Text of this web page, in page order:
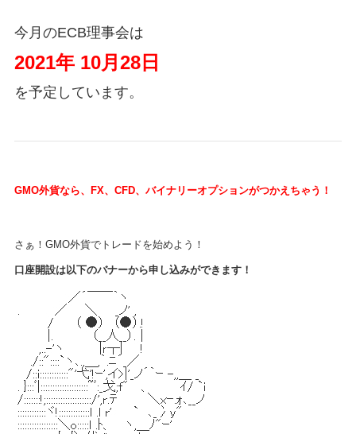
今月のECB理事会は
2021年 10月28日
を予定しています。
GMO外貨なら、FX、CFD、バイナリーオプションがつかえちゃう！
さぁ！GMO外貨でトレードを始めよう！
口座開設は以下のバナーから申し込みができます！